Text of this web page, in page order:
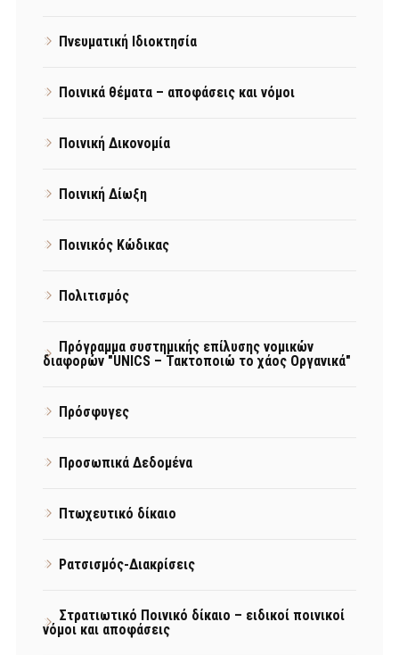
Πνευματική Ιδιοκτησία
Ποινικά θέματα – αποφάσεις και νόμοι
Ποινική Δικονομία
Ποινική Δίωξη
Ποινικός Κώδικας
Πολιτισμός
Πρόγραμμα συστημικής επίλυσης νομικών
διαφορών "UNICS – Τακτοποιώ το χάος Οργανικά"
Πρόσφυγες
Προσωπικά Δεδομένα
Πτωχευτικό δίκαιο
Ρατσισμός-Διακρίσεις
Στρατιωτικό Ποινικό δίκαιο – ειδικοί ποινικοί
νόμοι και αποφάσεις